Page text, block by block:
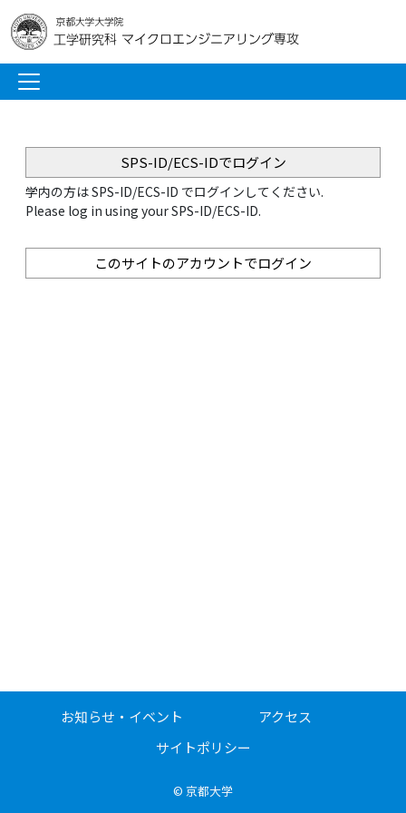
SPS-ID/ECS-IDでログイン
学内の方は SPS-ID/ECS-ID でログインしてください.
Please log in using your SPS-ID/ECS-ID.
このサイトのアカウントでログイン
© 京都大学
お知らせ・イベント
アクセス
サイトポリシー